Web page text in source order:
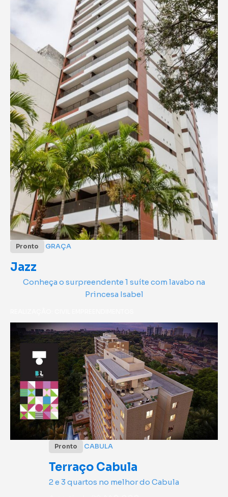
Pronto GRAÇA
Jazz
Conheça o surpreendente 1 suíte com lavabo na
Princesa Isabel
Pronto CABULA
Terraço Cabula
2 e 3 quartos no melhor do Cabula